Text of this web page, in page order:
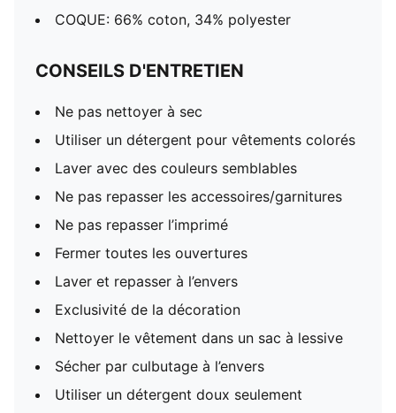
COQUE: 66% coton, 34% polyester
CONSEILS D'ENTRETIEN
Ne pas nettoyer à sec
Utiliser un détergent pour vêtements colorés
Laver avec des couleurs semblables
Ne pas repasser les accessoires/garnitures
Ne pas repasser l’imprimé
Fermer toutes les ouvertures
Laver et repasser à l’envers
Exclusivité de la décoration
Nettoyer le vêtement dans un sac à lessive
Sécher par culbutage à l’envers
Utiliser un détergent doux seulement